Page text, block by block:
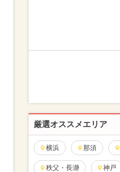
厳選オススメエリア
横浜 那須
秩父・長瀞 神戸